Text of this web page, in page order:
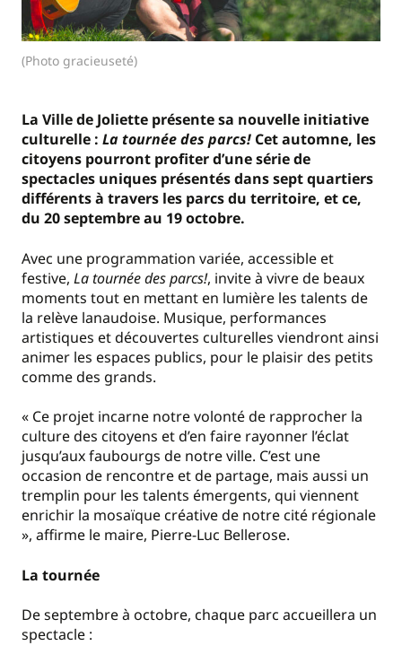
(Photo gracieuseté)
La Ville de Joliette présente sa nouvelle initiative
culturelle : La tournée des parcs! Cet automne, les
citoyens pourront profiter d’une série de
spectacles uniques présentés dans sept quartiers
différents à travers les parcs du territoire, et ce,
du 20 septembre au 19 octobre.
Avec une programmation variée, accessible et
festive, La tournée des parcs!, invite à vivre de beaux
moments tout en mettant en lumière les talents de
la relève lanaudoise. Musique, performances
artistiques et découvertes culturelles viendront ainsi
animer les espaces publics, pour le plaisir des petits
comme des grands.
« Ce projet incarne notre volonté de rapprocher la
culture des citoyens et d’en faire rayonner l’éclat
jusqu’aux faubourgs de notre ville. C’est une
occasion de rencontre et de partage, mais aussi un
tremplin pour les talents émergents, qui viennent
enrichir la mosaïque créative de notre cité régionale
», affirme le maire, Pierre-Luc Bellerose.
La tournée
De septembre à octobre, chaque parc accueillera un
spectacle :